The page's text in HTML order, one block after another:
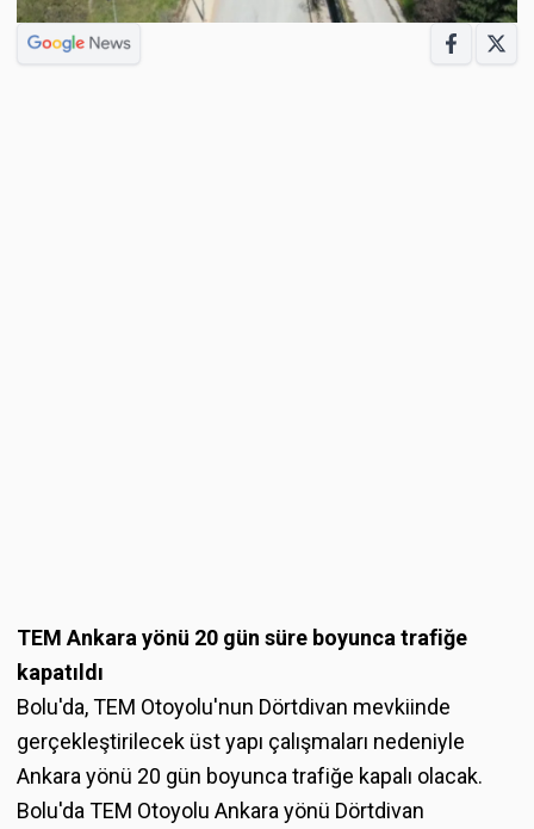
TEM Ankara yönü 20 gün süre boyunca trafiğe
kapatıldı
Bolu'da, TEM Otoyolu'nun Dörtdivan mevkiinde
gerçekleştirilecek üst yapı çalışmaları nedeniyle
Ankara yönü 20 gün boyunca trafiğe kapalı olacak.
Bolu'da TEM Otoyolu Ankara yönü Dörtdivan